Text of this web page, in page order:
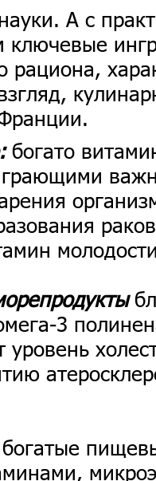
А с
ключевые
рациона,
богато
3
уровень